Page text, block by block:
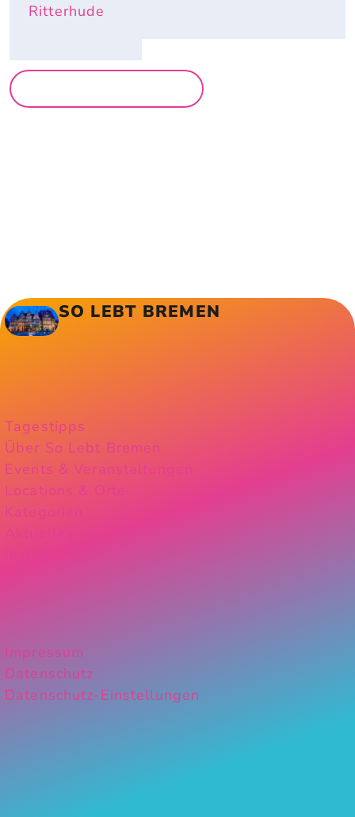
Ritterhude
SO LEBT BREMEN
Tagestipps
Über So Lebt Bremen
Events & Veranstaltungen
Locations & Orte
Kategorien
Impressum
Datenschutz
Datenschutz-Einstellungen